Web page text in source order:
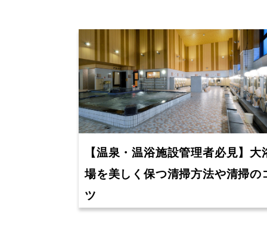
【温泉・温浴施設管理者必見】大
場を美しく保つ清掃方法や清掃の
ツ